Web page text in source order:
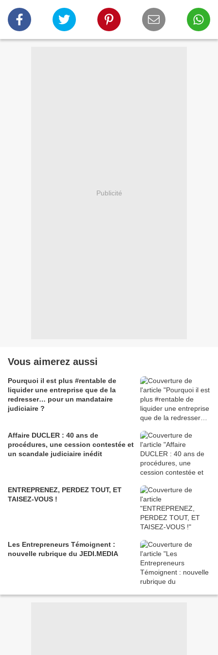
Publicité
Vous aimerez aussi
Pourquoi il est plus #rentable de
liquider une entreprise que de la
redresser… pour un mandataire
judiciaire ?
Affaire DUCLER : 40 ans de
procédures, une cession contestée et
un scandale judiciaire inédit
ENTREPRENEZ, PERDEZ TOUT, ET
TAISEZ-VOUS !
Les Entrepreneurs Témoignent :
nouvelle rubrique du JEDI.MEDIA